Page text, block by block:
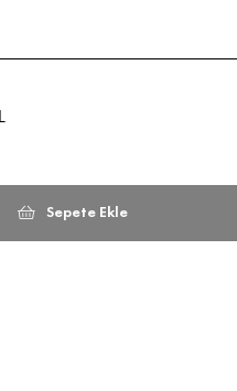
Sepete Ekle